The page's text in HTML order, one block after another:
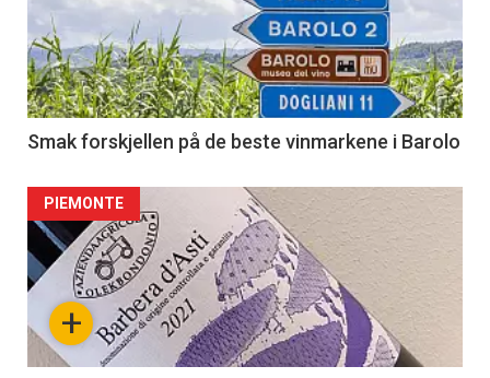
Smak forskjellen på de beste vinmarkene i Barolo
+
PIEMONTE